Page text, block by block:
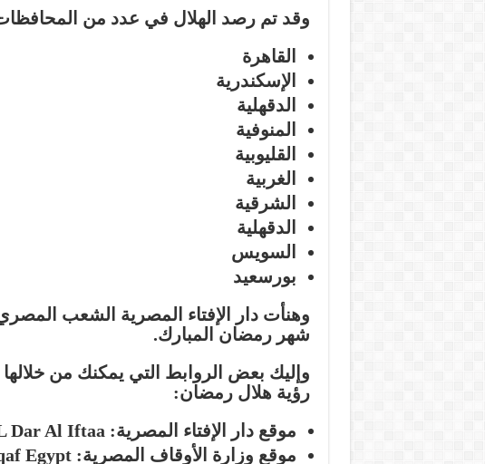
وقد تم رصد الهلال في عدد من
القاهرة
الإسكندرية
الدقهلية
المنوفية
القليوبية
الغربية
الشرقية
الدقهلية
السويس
بورسعيد
وهنأت دار الإفتاء المصرية الشعب
شهر رمضان المبارك.
وإليك بعض الروابط التي يمكنك من
رؤية هلال رمضان:
موقع دار الإفتاء المصرية: URL Dar Al Iftaa
موقع وزارة الأوقاف المصرية: URL Ministry of Awqaf Egypt